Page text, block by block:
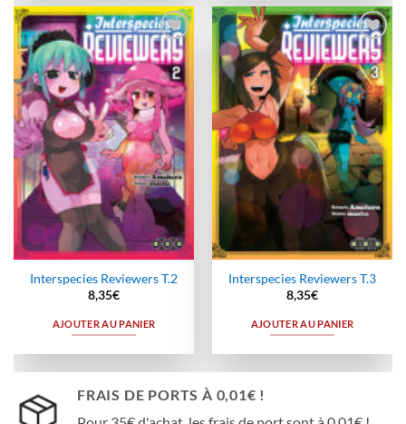
Ajouter
à la
wishlist
Interspecies Reviewers T.2
8,35€
AJOUTER AU PANIER
Ajouter
à la
wishlist
Interspecies Reviewers T.3
8,35€
AJOUTER AU PANIER
FRAIS DE PORTS À 0,01€ !